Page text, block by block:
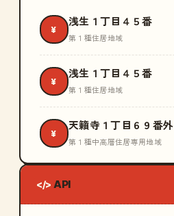
¥
浅生１丁目４５番
第１種住居地域
¥
浅生１丁目４５番
第１種住居地域
¥
天籟寺１丁目６９番外
第１種中高層住居専用地域
</> API